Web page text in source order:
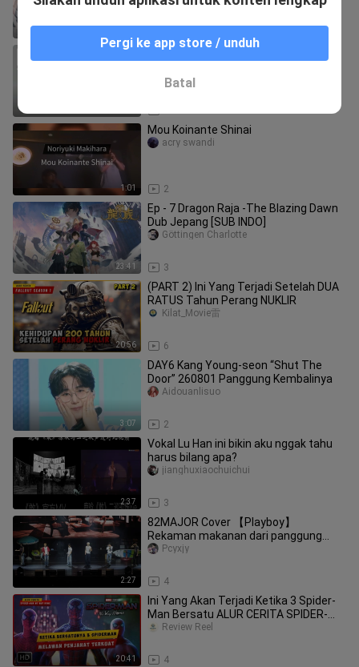
L'Arc~En~Ciel 35th compliation Cover
By YoNjiE
YoN_JiE
1:01
Mou Koinante Shinai
2
acry swandi
23:41
Ep - 7 Dragon Raja -The Blazing Dawn
Dub Jepang [SUB INDO]
3
Göttingen Charlotte
20:56
(PART 2) Ini Yang Terjadi Setelah DUA
RATUS Tahun Perang NUKLIR
6
Kilat_Movie雷
3:07
DAY6 Kang Young-seon “Shut The
Door” 260801 Panggung Kembalinya
2
Aidouanlisuo
2:37
Vokal Lu Han ini bikin aku nggak tahu
harus bilang apa?
3
jianghuxiaochuichui
2:27
82MAJOR Cover 【Playboy】
Rekaman makanan dari panggung
pada acara temu penggemar di Makau
4
Pcyxjy
20:41
Ini Yang Akan Terjadi Ketika 3 Spider-
Man Bersatu ALUR CERITA SPIDER-
MAN NO WAY
4
Review Reel
Pergi ke app store / unduh
Batal